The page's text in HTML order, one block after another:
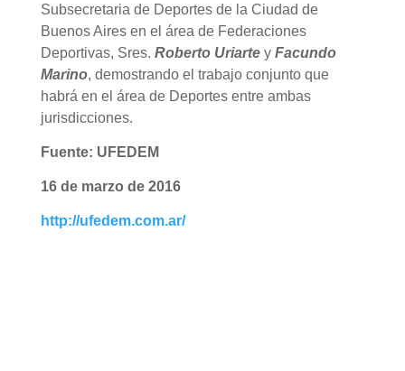
Subsecretaria de Deportes de la Ciudad de
Buenos Aires en el área de Federaciones
Deportivas, Sres. Roberto Uriarte y Facundo
Marino, demostrando el trabajo conjunto que
habrá en el área de Deportes entre ambas
jurisdicciones.
Fuente: UFEDEM
16 de marzo de 2016
http://ufedem.com.ar/